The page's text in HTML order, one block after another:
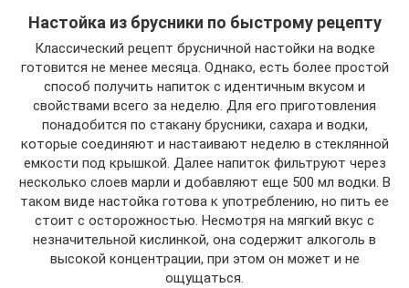
Настойка из брусники по быстрому рецепту
Классический рецепт брусничной настойки на водке
готовится не менее месяца. Однако, есть более простой
способ получить напиток с идентичным вкусом и
свойствами всего за неделю. Для его приготовления
понадобится по стакану брусники, сахара и водки,
которые соединяют и настаивают неделю в стеклянной
емкости под крышкой. Далее напиток фильтруют через
несколько слоев марли и добавляют еще 500 мл водки. В
таком виде настойка готова к употреблению, но пить ее
стоит с осторожностью. Несмотря на мягкий вкус с
незначительной кислинкой, она содержит алкоголь в
высокой концентрации, при этом он может и не
ощущаться.